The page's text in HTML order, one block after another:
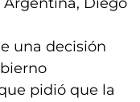
una decisión
pidió que la